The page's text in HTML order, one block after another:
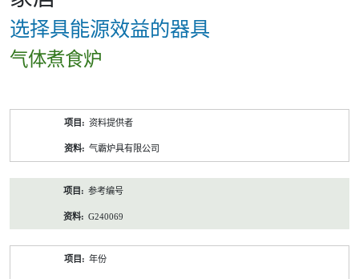
选择具能源效益的器具
气体煮食炉
资料提供者
气霸炉具有限公司
参考编号
G240069
年份